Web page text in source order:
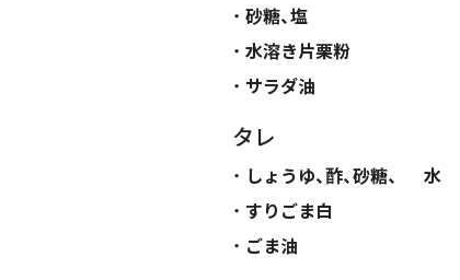
砂糖、塩
水溶き片栗粉
サラダ油
タレ
しょうゆ、酢、砂糖、 水
すりごま白
ごま油